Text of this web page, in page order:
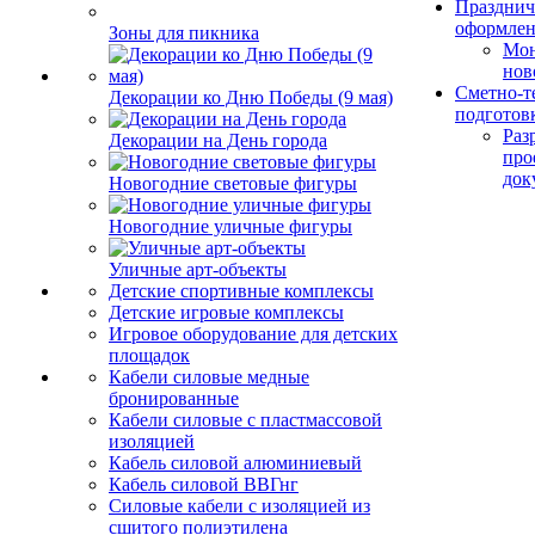
Зоны для пикника
Декорации ко Дню Победы (9 мая)
Декорации на День города
Новогодние световые фигуры
Новогодние уличные фигуры
Уличные арт-объекты
Детские спортивные комплексы
Детские игровые комплексы
Игровое оборудование для детских
площадок
Кабели силовые медные
бронированные
Кабели силовые с пластмассовой
изоляцией
Кабель силовой алюминиевый
Кабель силовой ВВГнг
Силовые кабели с изоляцией из
сшитого полиэтилена
Сметно-